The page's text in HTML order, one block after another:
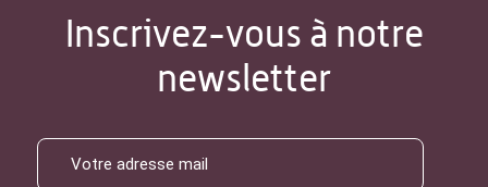
Inscrivez-vous à notre
newsletter